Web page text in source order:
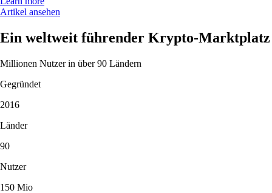
Artikel ansehen
Ein weltweit führender Krypto-Marktplatz
Millionen Nutzer in über 90 Ländern
Gegründet
2016
Länder
90
Nutzer
150 Mio